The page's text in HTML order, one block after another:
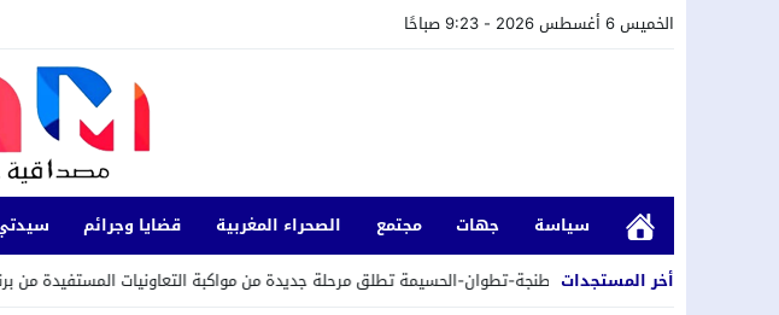
الخميس 6 أغسطس 2026 - 9:23 صباحًا
سياسة جهات مجتمع الصحراء المغربية قضايا وجرائم
أخر المستجدات
جهة طنجة-تطوان-الحسيمة تطلق مرحلة جديدة من مواكبة التعاونيات المستفيدة من برنامج “جهات ناهضة”.